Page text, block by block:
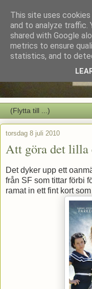
torsdag 8 juli 2010
Att göra det lilla
Det dyker upp ett
från SF som tittar förbi
ramat in ett fint kort
This site uses
and to analyze traffic.
shared with Google
metrics to ensure
statistics, and to